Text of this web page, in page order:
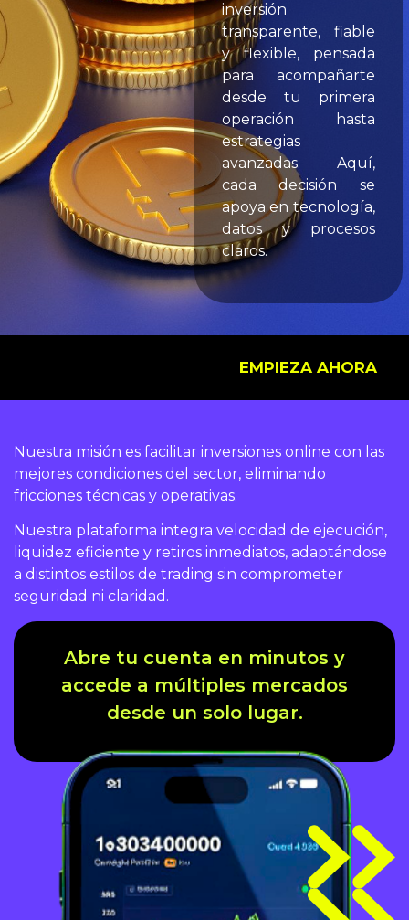
inversión
transparente, fiable
y flexible, pensada
para acompañarte
desde tu primera
operación hasta
estrategias
avanzadas. Aquí,
cada decisión se
apoya en tecnología,
datos y procesos
claros.
EMPIEZA AHORA
Nuestra misión es facilitar inversiones online con las
mejores condiciones del sector, eliminando
fricciones técnicas y operativas.
Nuestra plataforma integra velocidad de ejecución,
liquidez eficiente y retiros inmediatos, adaptándose
a distintos estilos de trading sin comprometer
seguridad ni claridad.
Abre tu cuenta en minutos y
accede a múltiples mercados
desde un solo lugar.
CONOCER CAPITAL FX